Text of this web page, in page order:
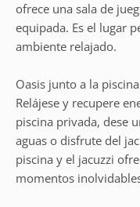
ofrece una sala de
equipada. Es el lugar
ambiente relajado.
Oasis junto a la
Relájese y recupere
piscina privada, dese
aguas o disfrute del
piscina y el jacuzzi
momentos